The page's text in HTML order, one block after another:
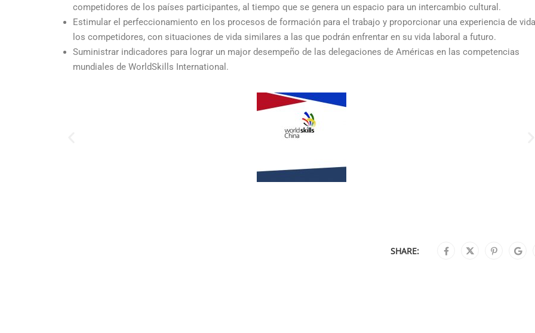
competidores de los países participantes, al tiempo que se genera un espacio para un intercambio cultural.
Estimular el perfeccionamiento en los procesos de formación para el trabajo y proporcionar una experiencia de
los competidores, con situaciones de vida similares a las que podrán enfrentar en su vida laboral a futuro.
Suministrar indicadores para lograr un major desempeño de las delegaciones de Américas en las competencias
mundiales de WorldSkills International.
SHARE: